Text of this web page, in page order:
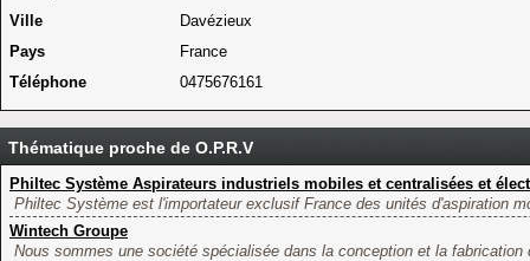
Ville
Davézieux
Pays
France
Téléphone
0475676161
Thématique proche de O.P.R.V
Philtec Système Aspirateurs industriels mobiles et centralisées et
Philtec Système est l'importateur exclusif France des unités d'aspiration
Wintech Groupe
Nous sommes une société spécialisée dans la conception et la fabrication